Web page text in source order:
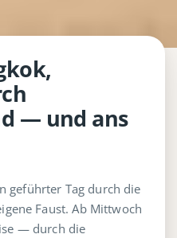
— und ans
geführter Tag durch die
Faust. Ab Mittwoch
— durch die